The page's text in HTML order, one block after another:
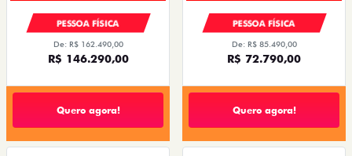
PESSOA FÍSICA
De: R$ 162.490,00
R$ 146.290,00
Quero agora!
PESSOA FÍSICA
De: R$ 85.490,00
R$ 72.790,00
Quero agora!